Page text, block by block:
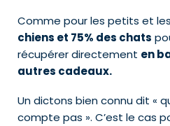
Comme pour les petits et
chiens et 75% des chats
récupérer directement en
autres cadeaux.
Un dictons bien connu dit «
compte pas ». C’est le cas